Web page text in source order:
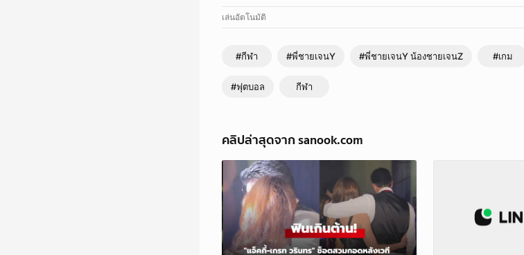
เล่นอัตโนมัติ
#กีฬา #พี่ชายเจนY #พี่ชายเจนY น้องชายเจนZ #เกม
#ฟุตบอล กีฬา
คลิปล่าสุดจาก sanook.com